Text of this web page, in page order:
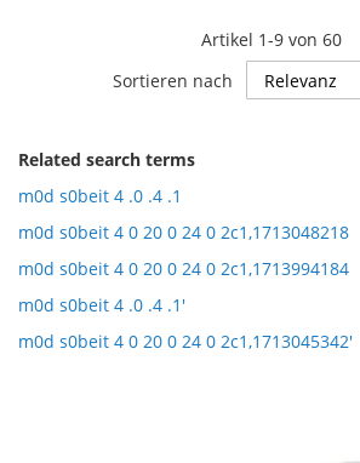
Artikel 1-9 von 60
Sortieren nach
Related search terms
m0d s0beit 4 .0 .4 .1
m0d s0beit 4 0 20 0 24 0 2c1,1713048218
m0d s0beit 4 0 20 0 24 0 2c1,1713994184
m0d s0beit 4 .0 .4 .1'
m0d s0beit 4 0 20 0 24 0 2c1,1713045342'